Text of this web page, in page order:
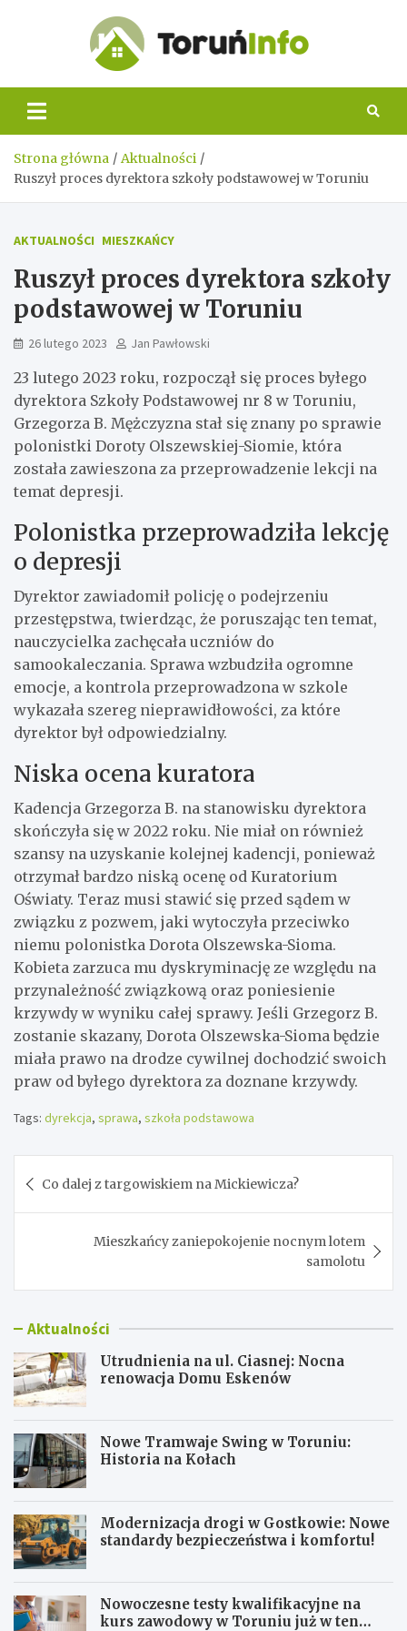
Info
Strona główna
Aktualności
Ruszył proces dyrektora szkoły podstawowej w Toruniu
AKTUALNOŚCI MIESZKAŃCY
Ruszył proces dyrektora szkoły
podstawowej w Toruniu
26 lutego 2023 Jan Pawłowski
23 lutego 2023 roku, rozpoczął się proces byłego
dyrektora Szkoły Podstawowej nr 8 w Toruniu,
Grzegorza B. Mężczyzna stał się znany po sprawie
polonistki Doroty Olszewskiej-Siomie, która
została zawieszona za przeprowadzenie lekcji na
temat depresji.
Polonistka przeprowadziła lekcję
o depresji
Dyrektor zawiadomił policję o podejrzeniu
przestępstwa, twierdząc, że poruszając ten temat,
nauczycielka zachęcała uczniów do
samookaleczania. Sprawa wzbudziła ogromne
emocje, a kontrola przeprowadzona w szkole
wykazała szereg nieprawidłowości, za które
dyrektor był odpowiedzialny.
Niska ocena kuratora
Kadencja Grzegorza B. na stanowisku dyrektora
skończyła się w 2022 roku. Nie miał on również
szansy na uzyskanie kolejnej kadencji, ponieważ
otrzymał bardzo niską ocenę od Kuratorium
Oświaty. Teraz musi stawić się przed sądem w
związku z pozwem, jaki wytoczyła przeciwko
niemu polonistka Dorota Olszewska-Sioma.
Kobieta zarzuca mu dyskryminację ze względu na
przynależność związkową oraz poniesienie
krzywdy w wyniku całej sprawy. Jeśli Grzegorz B.
zostanie skazany, Dorota Olszewska-Sioma będzie
miała prawo na drodze cywilnej dochodzić swoich
praw od byłego dyrektora za doznane krzywdy.
Tags: dyrekcja, sprawa, szkoła podstawowa
wpisu
Co dalej z targowiskiem na Mickiewicza?
Mieszkańcy zaniepokojenie nocnym lotem
samolotu
Aktualności
Utrudnienia na ul. Ciasnej: Nocna
renowacja Domu Eskenów
Nowe Tramwaje Swing w Toruniu:
Historia na Kołach
Modernizacja drogi w Gostkowie: Nowe
standardy bezpieczeństwa i komfortu!
Nowoczesne testy kwalifikacyjne na
kurs zawodowy w Toruniu już w ten